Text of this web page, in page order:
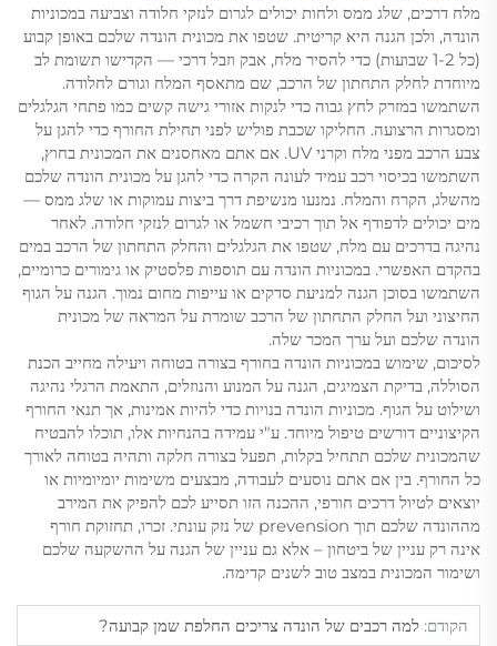
מלח דרכים, שלג ממס ולחות יכולים לגרום לנזקי חלודה וצביעה במכוניות
הונדה, ולכן הגנה היא קריטית. שטפו את מכונית הונדה שלכם באופן קבוע
(כל 1-2 שבועות) כדי להסיר מלח, אבק וזבל דרכי — הקדישו תשומת לב
מיוחדת לחלק התחתון של הרכב, שם מתאסף המלח וגורם לחלודה.
השתמשו במזרק לחץ גבוה כדי לנקות אזורי גישה קשים כמו פתחי הגלגלים
ומסגרות הרצועה. החליקו שכבת פוליש לפני תחילת החורף כדי להגן על
צבע הרכב מפני מלח וקרני UV. אם אתם מאחסנים את המכונית בחוץ,
השתמשו בכיסוי רכב עמיד לעונה הקרה כדי להגן על מכונית הונדה שלכם
מהשלג, הקרח והמלח. נמנעו מנשיפת דרך ביצות עמוקות או שלג ממס —
מים יכולים לדפודף אל תוך רכיבי חשמל או לגרום לנזקי חלודה. לאחר
נהיגה בדרכים עם מלח, שטפו את הגלגלים והחלק התחתון של הרכב במים
בהקדם האפשרי. במכוניות הונדה עם תוספות פלסטיק או גימורים כרומיים,
השתמשו בסוכן הגנה למניעת סדקים או עייפות מחום נמוך. הגנה על הגוף
החיצוני ועל החלק התחתון של הרכב שומרת על המראה של מכונית
הונדה שלכם ועל ערך המכר שלה.
לסיכום, שימוש במכוניות הונדה בחורף בצורה בטוחה ויעילה מחייב הכנת
הסוללה, בדיקת הצמיגים, הגנה על המנוע והנוזלים, התאמת הרגלי נהיגה
ושילוט על הגוף. מכוניות הונדה בנויות כדי להיות אמינות, אך תנאי החורף
הקיצוניים דורשים טיפול מיוחד. ע"י עמידה בהנחיות אלו, תוכלו להבטיח
שהמכונית שלכם תתחיל בקלות, תפעל בצורה חלקה ותהיה בטוחה לאורך
כל החורף. בין אם אתם נוסעים לעבודה, מבצעים משימות יומיומיות או
יוצאים לטיול דרכים חורפי, ההכנה הזו תסייע לכם להפיק את המירב
מההונדה שלכם תוך prevension של נזק עונתי. זכרו, תחזוקת חורף
אינה רק עניין של ביטחון – אלא גם עניין של הגנה על ההשקעה שלכם
ושימור המכונית במצב טוב לשנים קדימה.
הקודם: למה רכבים של הונדה צריכים החלפת שמן קבועה?